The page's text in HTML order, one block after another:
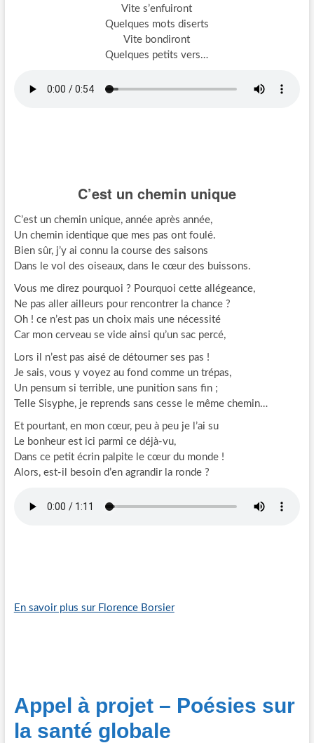
Vite s’enfuiront
Quelques mots diserts
Vite bondiront
Quelques petits vers…
C’est un chemin unique
C’est un chemin unique, année après année,
Un chemin identique que mes pas ont foulé.
Bien sûr, j’y ai connu la course des saisons
Dans le vol des oiseaux, dans le cœur des buissons.
Vous me direz pourquoi ? Pourquoi cette allégeance,
Ne pas aller ailleurs pour rencontrer la chance ?
Oh ! ce n’est pas un choix mais une nécessité
Car mon cerveau se vide ainsi qu’un sac percé,
Lors il n’est pas aisé de détourner ses pas !
Je sais, vous y voyez au fond comme un trépas,
Un pensum si terrible, une punition sans fin ;
Telle Sisyphe, je reprends sans cesse le même chemin…
Et pourtant, en mon cœur, peu à peu je l’ai su
Le bonheur est ici parmi ce déjà-vu,
Dans ce petit écrin palpite le cœur du monde !
Alors, est-il besoin d’en agrandir la ronde ?
En savoir plus sur Florence Borsier
Appel à projet – Poésies sur
la santé globale